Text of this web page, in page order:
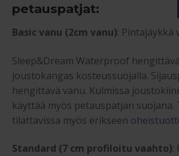
petauspatjat:
Basic vanu (2cm vanu): Pintajäykkä
Sleep&Dream Waterproof
joustokangas kosteussuojalla.
hengittävä vanu. Kulmissa
käyttää myös petauspatjan suojana.
tilattavissa myös erikseen
Standard (7 cm profiloitu vaahto):